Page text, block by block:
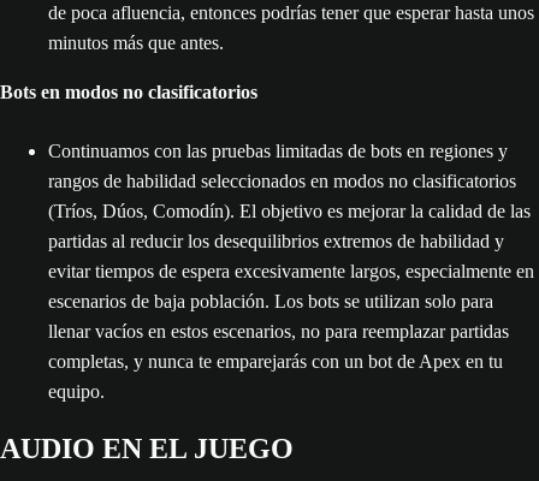
de poca afluencia, entonces podrías tener que esperar hasta unos
minutos más que antes.
Bots en modos no clasificatorios
Continuamos con las pruebas limitadas de bots en regiones y
rangos de habilidad seleccionados en modos no clasificatorios
(Tríos, Dúos, Comodín). El objetivo es mejorar la calidad de las
partidas al reducir los desequilibrios extremos de habilidad y
evitar tiempos de espera excesivamente largos, especialmente en
escenarios de baja población. Los bots se utilizan solo para
llenar vacíos en estos escenarios, no para reemplazar partidas
completas, y nunca te emparejarás con un bot de Apex en tu
equipo.
AUDIO EN EL JUEGO